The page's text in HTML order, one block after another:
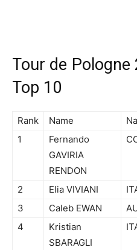
Tour de
Top 10
Rank Name
1
Fernando
GAVIRIA
RENDON
2 Elia VIVIANI
3
Caleb EWAN
4
Kristian
SBARAGLI